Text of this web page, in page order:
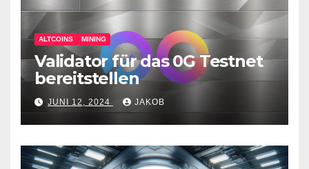
ALTCOINS MINING
Validator für das 0G Testnet
bereitstellen
JUNI 12, 2024 JAKOB